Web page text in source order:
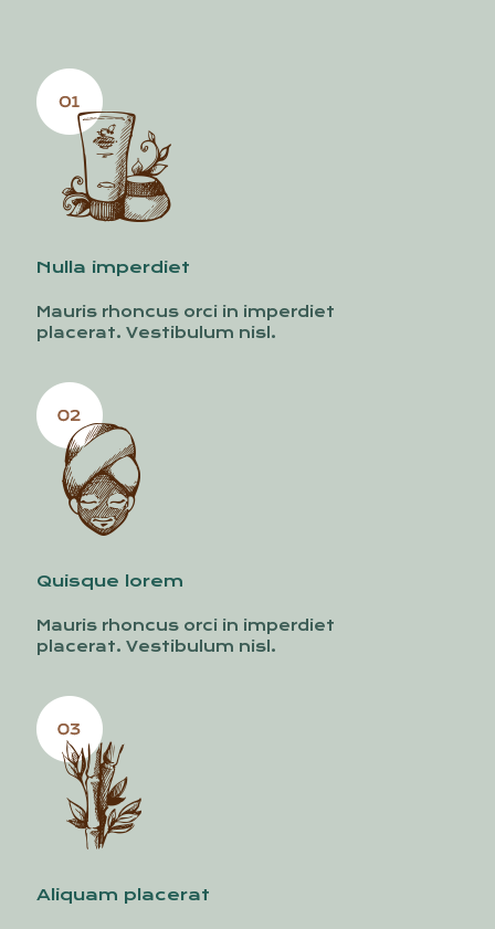
Nulla imperdiet
Mauris rhoncus orci in imperdiet
placerat. Vestibulum nisl.
Quisque lorem
Mauris rhoncus orci in imperdiet
placerat. Vestibulum nisl.
Aliquam placerat